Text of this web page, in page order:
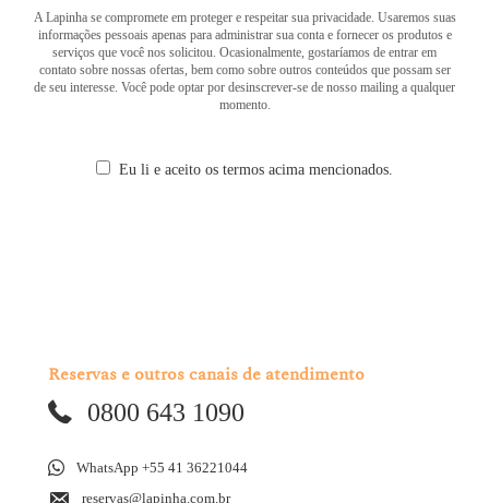
A Lapinha se compromete em proteger e respeitar sua privacidade. Usaremos suas
informações pessoais apenas para administrar sua conta e fornecer os produtos e
serviços que você nos solicitou. Ocasionalmente, gostaríamos de entrar em
contato sobre nossas ofertas, bem como sobre outros conteúdos que possam ser
de seu interesse. Você pode optar por desinscrever-se de nosso mailing a qualquer
momento.
Eu li e aceito os termos acima mencionados.
Reservas e outros canais de atendimento
0800 643 1090
WhatsApp +55 41 36221044
reservas@lapinha.com.br